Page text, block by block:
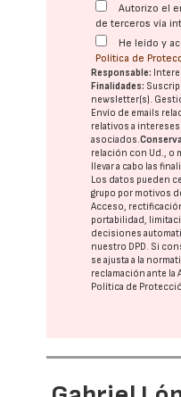
Autorizo el
de terceros vía
He leído y
Política de
Responsable:
Finalidades:
newsletter(s).
Envío de emails
relativos a
asociados.
relación con Ud., o
llevar a cabo las
Los datos pueden
grupo por motivos
Acceso,
portabilidad,
decisiones
nuestro DPD. Si
se ajusta a la
reclamación ante la
Política de